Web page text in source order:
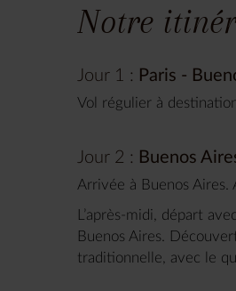
Notre
Jour 1 : Paris -
Vol régulier à
Jour 2 : Buenos
Arrivée à Buenos Aires.
L’après-midi, départ
Buenos Aires.
traditionnelle, avec le